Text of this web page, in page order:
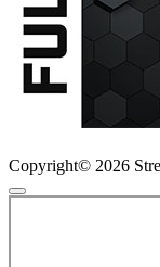
Copyright© 2026